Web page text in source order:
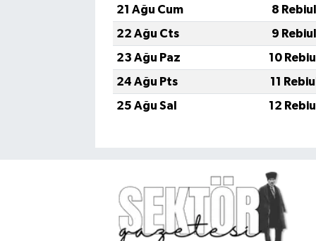
21 Ağu Cum
8
22 Ağu Cts
9
23 Ağu Paz
10
24 Ağu Pts
11
25 Ağu Sal
12